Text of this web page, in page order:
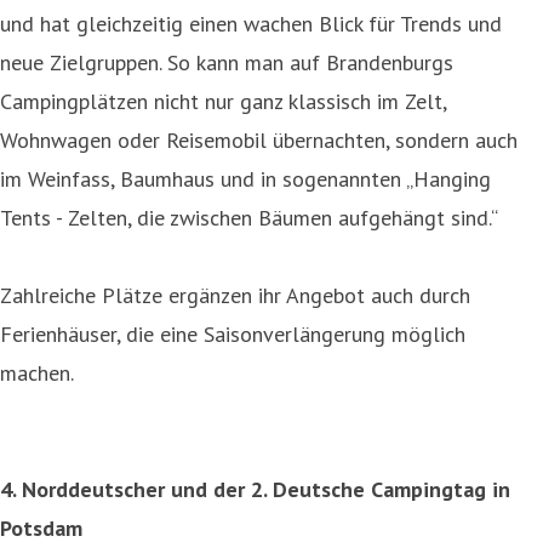
und hat gleichzeitig einen wachen Blick für Trends und
neue Zielgruppen. So kann man auf Brandenburgs
Campingplätzen nicht nur ganz klassisch im Zelt,
Wohnwagen oder Reisemobil übernachten, sondern auch
im Weinfass, Baumhaus und in sogenannten „Hanging
Tents - Zelten, die zwischen Bäumen aufgehängt sind.“
Zahlreiche Plätze ergänzen ihr Angebot auch durch
Ferienhäuser, die eine Saisonverlängerung möglich
machen.
4. Norddeutscher und der 2. Deutsche Campingtag in
Potsdam